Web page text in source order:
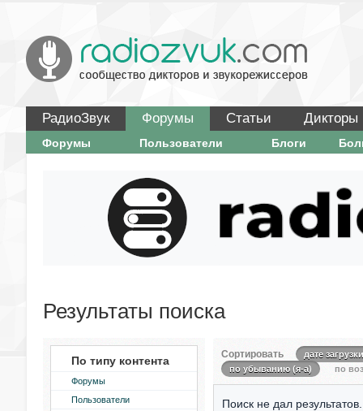
РадиоЗвук Форумы Статьи Дикторы
Форумы Пользователи Блоги
Результаты поиска
По типу контента
Форумы
Пользователи
Сортировать
дате загрузки
по убыванию (я-а)
по
Поиск не дал результатов.